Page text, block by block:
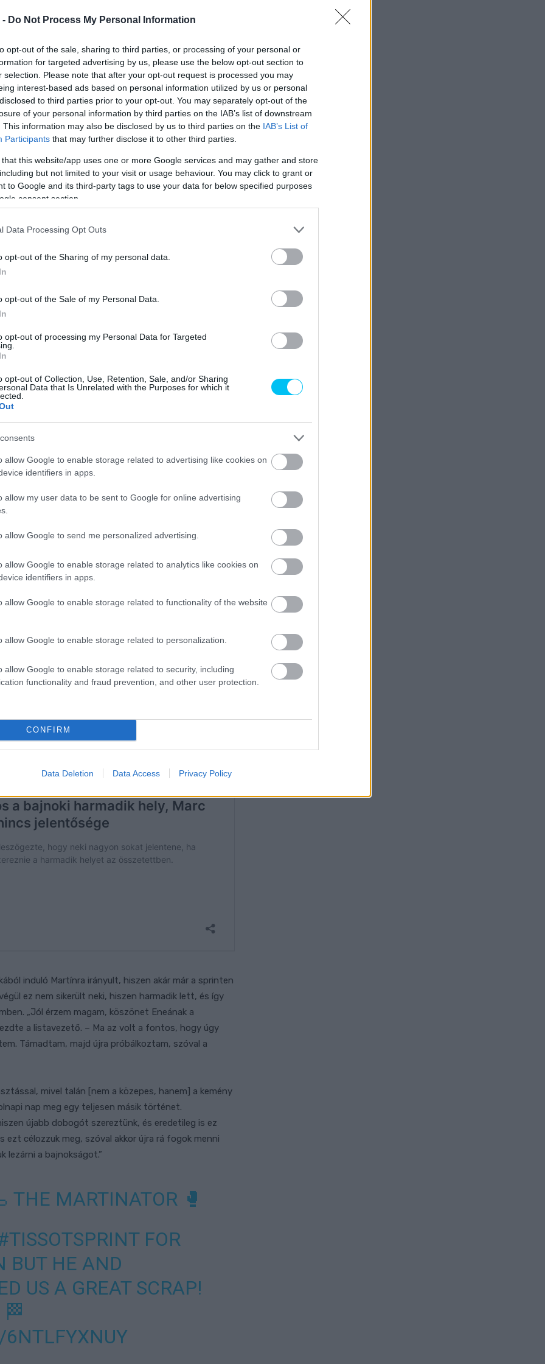
- Do Not Process My Personal Information
opt-out of the sale, sharing to third parties, or processing of your personal or
for targeted advertising by us, please use the below opt-out section to
selection. Please note that after your opt-out request is processed you may
interest-based ads based on personal information utilized by us or personal
to third parties prior to your opt-out. You may separately opt-out of the
of your personal information by third parties on the IAB’s list of downstream
This information may also be disclosed by us to third parties on the IAB’s List of
Participants that may further disclose it to other third parties.
that this website/app uses one or more Google services and may gather and store
but not limited to your visit or usage behaviour. You may click to grant or
to Google and its third-party tags to use your data for below specified purposes
consent section.
Data Processing Opt Outs
opt-out of the Sharing of my personal data.
opt-out of the Sale of my Personal Data.
opt-out of processing my Personal Data for Targeted
opt-out of Collection, Use, Retention, Sale, and/or Sharing
Data that Is Unrelated with the Purposes for which it
allow Google to enable storage related to advertising like cookies on
identifiers in apps.
allow my user data to be sent to Google for online advertising
allow Google to send me personalized advertising.
allow Google to enable storage related to analytics like cookies on
identifiers in apps.
allow Google to enable storage related to functionality of the website
allow Google to enable storage related to personalization.
allow Google to enable storage related to security, including
functionality and fraud prevention, and other user protection.
CONFIRM
Data Deletion Data Access Privacy Policy
és 19 pontra csökkentette a hátrányát Jorge
össze kell jönnie számára, ha címet szeretne
meg kell majd ezt ismételnünk – magyarázta Bagnaia
lehetetlen [hogy címet védjek], hiszen Jorge
jó, hogy ma nyerni tudtam, és a többit hagyjuk
nagyszerű rajtja után rövid időre átvette a
Bastianini a sprint hátralévő részében Martínnal
amelyet végül megnyert. Ezzel pedig visszaelőzte
újra elfoglalva az előnye 5 pont a nyolcszoros
FINAL
🚦@BESTIA23
AS
|#THEREMATCH
NOVEMBER
muszáj lesz visszanéznem – mondta
volt nekem a leosztás: a lehető legközelebb kellett
már ő vezetett. De aztán Jorge is elment mellettem,
sikerült megelőznöm. Őszintén szólva nem hittem
felállhatok a dobogóra, szóval nagyon örülök
induló Martínra irányult, hiszen akár már a sprinten
ez nem sikerült neki, hiszen harmadik lett, és így
„Jól érzem magam, köszönet Eneának a
a listavezető. – Ma az volt a fontos, hogy úgy
Támadtam, majd újra próbálkoztam, szóval a
mivel talán [nem a közepes, hanem] a kemény
nap meg egy teljesen másik történet.
újabb dobogót szereztünk, és eredetileg is ez
ezt célozzuk meg, szóval akkor újra rá fogok menni
lezárni a bajnokságot.”
THE MARTINATOR 🥊
FOR
BUT HE AND
US A GREAT SCRAP!
🏁